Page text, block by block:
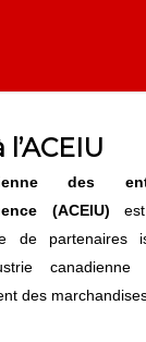
des
(ACEIU)
de
canadienne
des